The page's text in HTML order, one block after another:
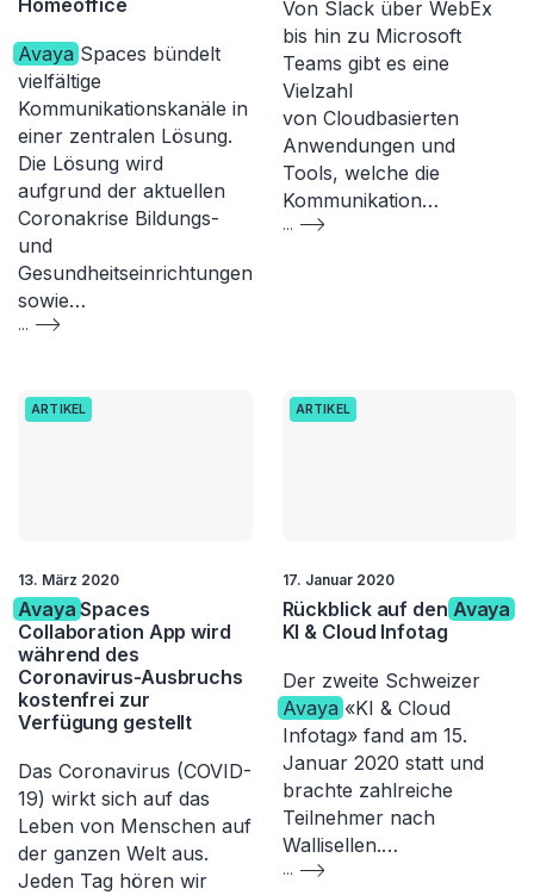
Avaya Spaces bündelt
vielfältige
Kommunikationskanäle in
einer zentralen Lösung.
Die Lösung wird
aufgrund der aktuellen
Coronakrise Bildungs-
und
Gesundheitseinrichtungen
sowie…
...
Von Slack über WebEx
bis hin zu Microsoft
Teams gibt es eine
Vielzahl
von Cloudbasierten
Anwendungen und
Tools, welche die
Kommunikation…
...
ARTIKEL
13. März 2020
Avaya Spaces
Collaboration App wird
während des
Coronavirus-Ausbruchs
kostenfrei zur
Verfügung gestellt
Das Coronavirus (COVID-
19) wirkt sich auf das
Leben von Menschen auf
der ganzen Welt aus.
Jeden Tag hören wir
ARTIKEL
17. Januar 2020
Rückblick auf denAvaya
KI & Cloud Infotag
Der zweite Schweizer
Avaya «KI & Cloud
Infotag» fand am 15.
Januar 2020 statt und
brachte zahlreiche
Teilnehmer nach
Wallisellen.…
...